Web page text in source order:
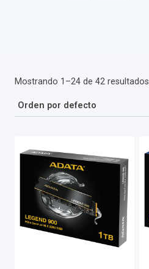
Mostrando 1–24 de 42 resultados